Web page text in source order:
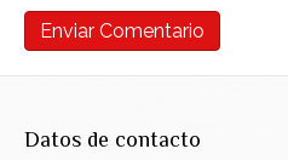
Datos de contacto